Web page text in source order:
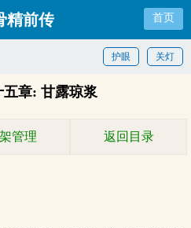
精前传 首页
关灯
护眼
章: 甘露琼浆
管理 返回目录